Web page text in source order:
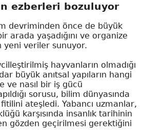
ezberleri bozuluyor
devriminden önce de büyük
arada yaşadığını ve organize
yeni veriler sunuyor.
hayvanların olmadığı
büyük anıtsal yapıların hangi
ve nasıl bir iş gücü
sorusu, bilim dünyasında
ateşledi. Yabancı uzmanlar,
karşısında insanlık tarihinin
gözden geçirilmesi gerektiğini